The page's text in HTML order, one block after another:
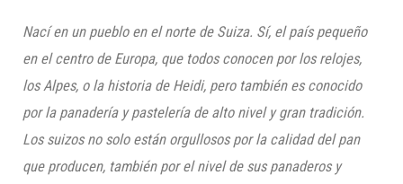
Nací en un pueblo en el norte de Suiza. Sí, el país pequeño
en el centro de Europa, que todos conocen por los relojes,
los Alpes, o la historia de Heidi, pero también es conocido
por la panadería y pastelería de alto nivel y gran tradición.
Los suizos no solo están orgullosos por la calidad del pan
que producen, también por el nivel de sus panaderos y